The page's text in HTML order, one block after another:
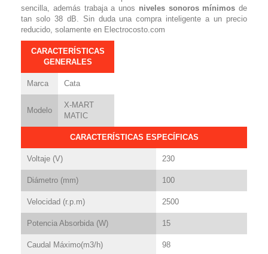
sencilla, además trabaja a unos niveles sonoros mínimos de
tan solo 38 dB. Sin duda una compra inteligente a un precio
reducido, solamente en Electrocosto.com
CARACTERÍSTICAS
GENERALES
Marca Cata
Modelo
X-MART
MATIC
CARACTERÍSTICAS ESPECÍFICAS
Voltaje (V) 230
Diámetro (mm) 100
Velocidad (r.p.m) 2500
Potencia Absorbida (W) 15
Caudal Máximo(m3/h) 98